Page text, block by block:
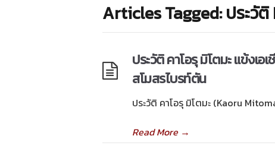
Articles Tagged: ประวั
ประวัติ คาโอรุ มิโตมะ แข้งเ
สโมสรไบรท์ตัน
ประวัติ คาโอรุ มิโตมะ (Kaoru
Read More→